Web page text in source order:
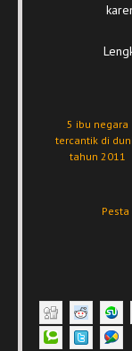
5 ibu negara
tercantik di
tahun 2011